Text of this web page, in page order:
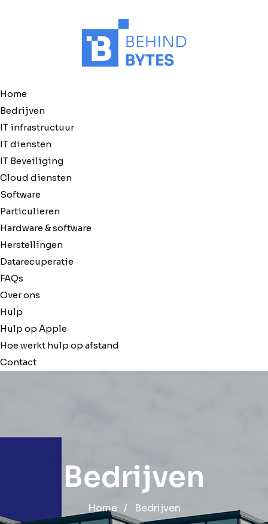
Home
Bedrijven
IT infrastructuur
IT diensten
IT Beveiliging
Cloud diensten
Software
Particulieren
Hardware & software
Herstellingen
Datarecuperatie
FAQs
Over ons
Hulp
Hulp op Apple
Hoe werkt hulp op afstand
Contact
Bedrijven
Home / Bedrijven